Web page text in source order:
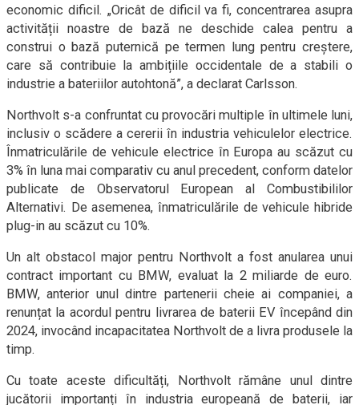
economic dificil. „Oricât de dificil va fi, concentrarea asupra
activității noastre de bază ne deschide calea pentru a
construi o bază puternică pe termen lung pentru creștere,
care să contribuie la ambițiile occidentale de a stabili o
industrie a bateriilor autohtonă”, a declarat Carlsson.
Northvolt s-a confruntat cu provocări multiple în ultimele luni,
inclusiv o scădere a cererii în industria vehiculelor electrice.
Înmatriculările de vehicule electrice în Europa au scăzut cu
3% în luna mai comparativ cu anul precedent, conform datelor
publicate de Observatorul European al Combustibililor
Alternativi. De asemenea, înmatriculările de vehicule hibride
plug-in au scăzut cu 10%.
Un alt obstacol major pentru Northvolt a fost anularea unui
contract important cu BMW, evaluat la 2 miliarde de euro.
BMW, anterior unul dintre partenerii cheie ai companiei, a
renunțat la acordul pentru livrarea de baterii EV începând din
2024, invocând incapacitatea Northvolt de a livra produsele la
timp.
Cu toate aceste dificultăți, Northvolt rămâne unul dintre
jucătorii importanți în industria europeană de baterii, iar